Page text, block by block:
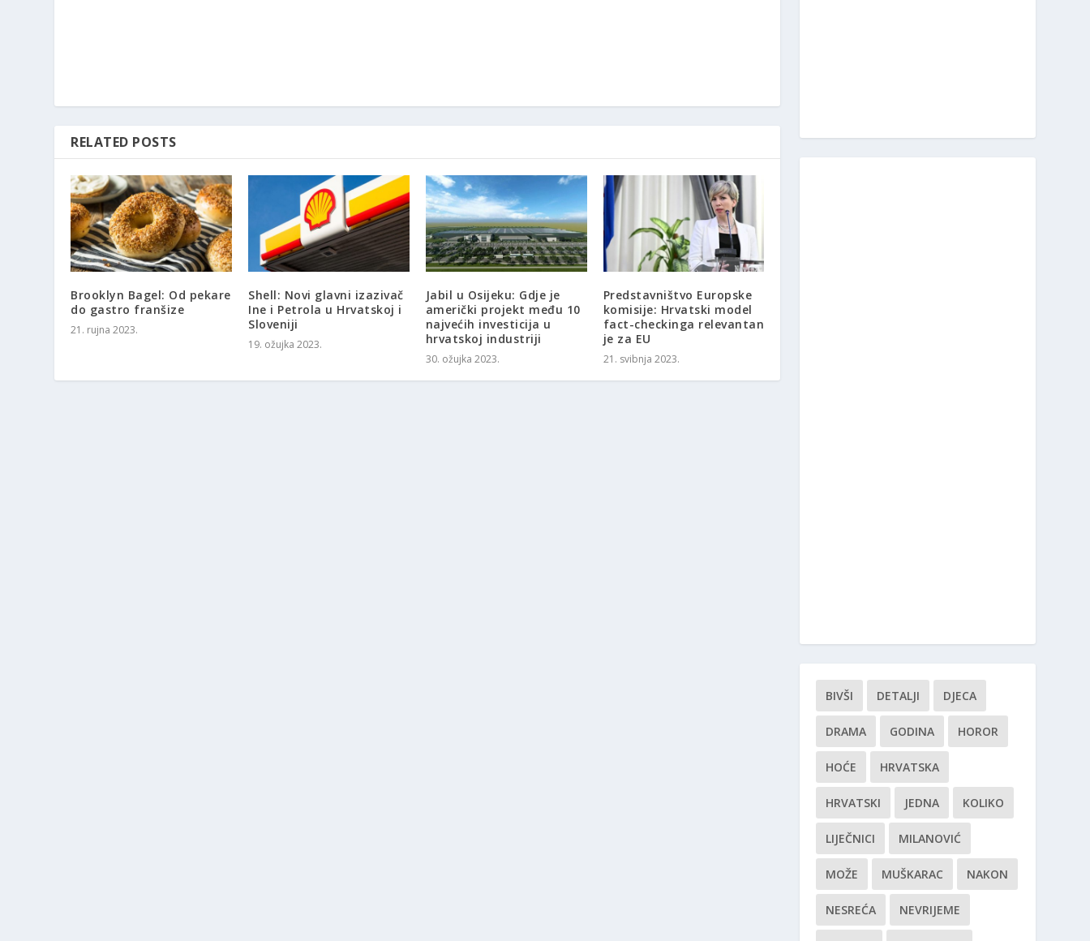
RELATED POSTS
Brooklyn Bagel: Od pekare
do gastro franšize
21. rujna 2023.
Shell: Novi glavni izazivač
Ine i Petrola u Hrvatskoj i
Sloveniji
19. ožujka 2023.
Jabil u Osijeku: Gdje je
američki projekt među 10
najvećih investicija u
hrvatskoj industriji
30. ožujka 2023.
Predstavništvo Europske
komisije: Hrvatski model
fact-checkinga relevantan
je za EU
21. svibnja 2023.
BIVŠI DETALJI DJECA
DRAMA GODINA HOROR
HOĆE HRVATSKA
HRVATSKI JEDNA KOLIKO
LIJEČNICI MILANOVIĆ
MOŽE MUŠKARAC NAKON
NESREĆA NEVRIJEME